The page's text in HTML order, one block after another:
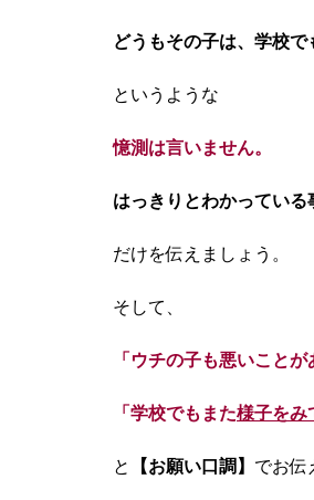
どうもその子は、学校
というような
憶測は言いません。
はっきりとわかっている
だけを伝えましょう。
そして、
「ウチの子も悪いこと
「学校でもまた様子をみ
と 【お願い口調】 でお伝